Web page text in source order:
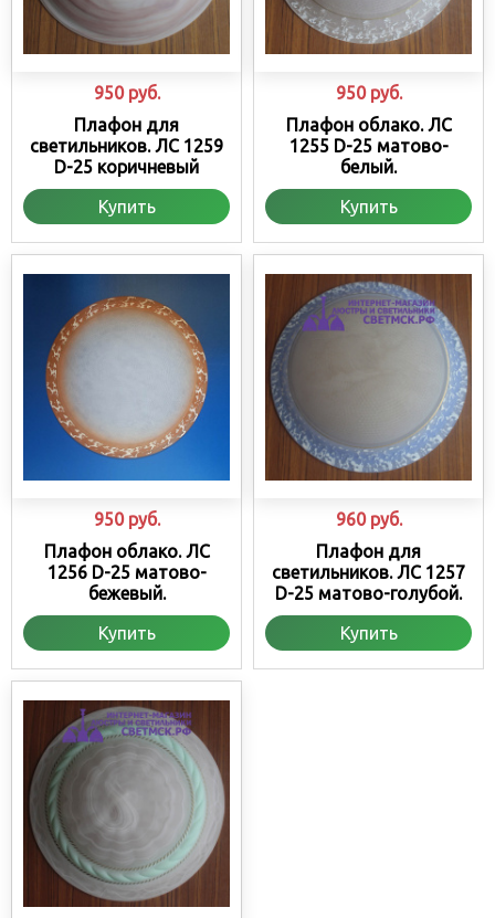
950 руб.
Плафон для
светильников. ЛС 1259
D-25 коричневый
Купить
950 руб.
Плафон облако. ЛС
1255 D-25 матово-
белый.
Купить
950 руб.
Плафон облако. ЛС
1256 D-25 матово-
бежевый.
Купить
960 руб.
Плафон для
светильников. ЛС 1257
D-25 матово-голубой.
Купить